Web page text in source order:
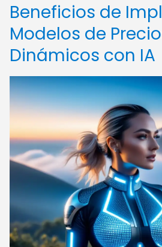
Beneficios de
Modelos de
Dinámicos con IA